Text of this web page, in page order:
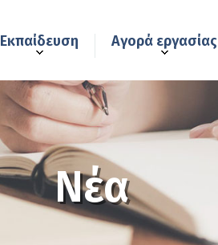
Εκπαίδευση Αγορά εργασίας
Νέα